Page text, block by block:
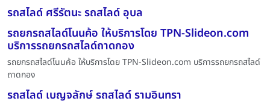
รถสไลด์ ศรีรัตนะ รถสไลด์ อุบล
รถยกรถสไลด์โนนค้อ ให้บริการโดย TPN-Slideon.com
บริการรถยกรถสไลด์ถาดกอง
รถยกรถสไลด์โนนค้อ ให้บริการโดย TPN-Slideon.com บริการรถยกรถสไลด์
ถาดกอง
รถสไลด์ เบญจลักษ์ รถสไลด์ รามอินทรา